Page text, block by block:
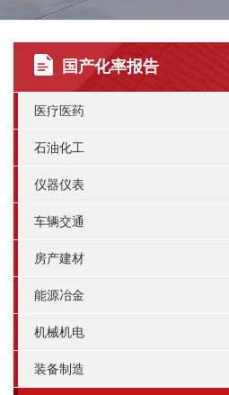
国产化率报告
医疗医药
石油化工
仪器仪表
车辆交通
房产建材
能源冶金
机械机电
装备制造